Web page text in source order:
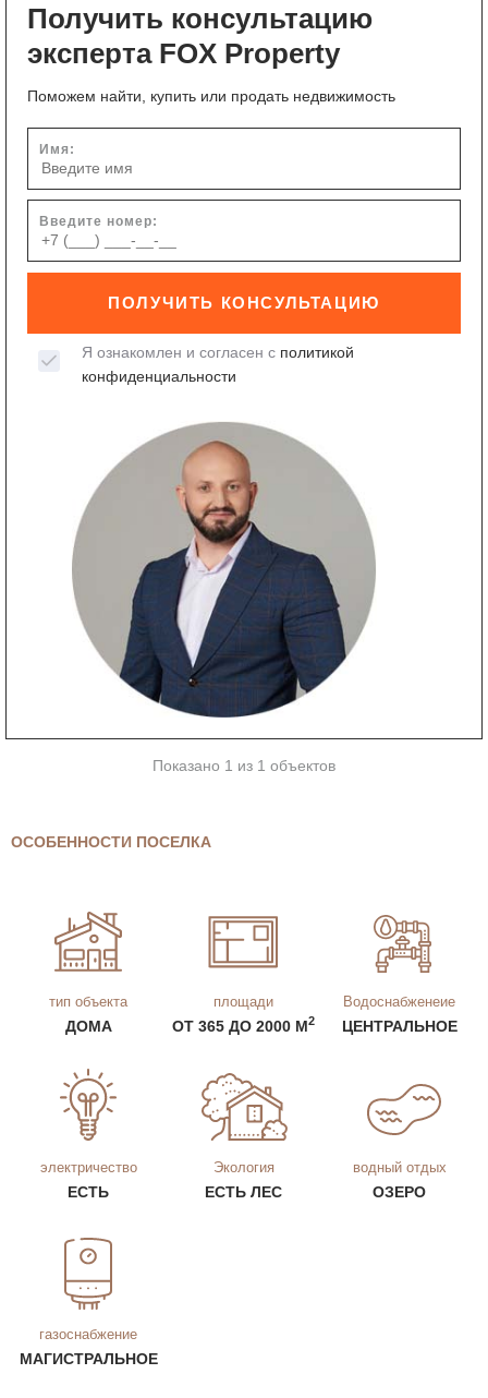
Получить консультацию
эксперта FOX Property
Поможем найти, купить или продать недвижимость
Имя:
Введите номер:
ПОЛУЧИТЬ КОНСУЛЬТАЦИЮ
Я ознакомлен и согласен с политикой
конфиденциальности
Показано 1 из 1 объектов
ОСОБЕННОСТИ ПОСЕЛКА
тип объекта
ДОМА
площади
ОТ 365 ДО 2000 М2
Водоснабженеие
ЦЕНТРАЛЬНОЕ
электричество
ЕСТЬ
Экология
ЕСТЬ ЛЕС
водный отдых
ОЗЕРО
газоснабжение
МАГИСТРАЛЬНОЕ